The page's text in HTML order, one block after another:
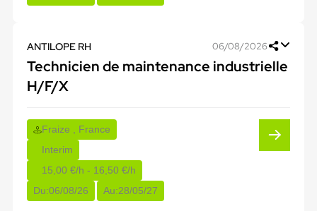
ANTILOPE RH 06/08/2026
Technicien de maintenance industrielle
H/F/X
Fraize , France
Interim
15,00 €/h - 16,50 €/h
Du:06/08/26 Au:28/05/27